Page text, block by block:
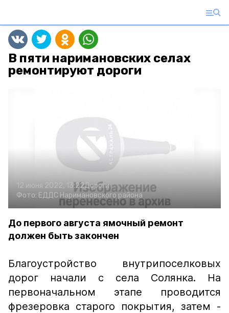
В пяти наримановских селах
ремонтируют дороги
12 июня 2022, 13:22Дороги
Фото: ЕДДС Наримановского района
До первого августа ямочный ремонт
должен быть закончен
Благоустройство внутрипоселковых
дорог начали с села Солянка. На
первоначальном этапе проводится
фрезеровка старого покрытия, затем -